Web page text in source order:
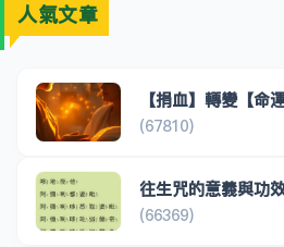
人氣文章
【捐血】轉變【命
(67810)
往生咒的意義與功
(66369)